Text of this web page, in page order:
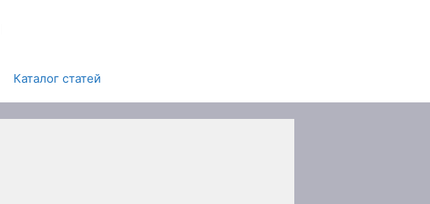
Каталог статей